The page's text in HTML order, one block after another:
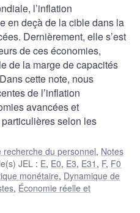
l’inflation
en deçà de la cible dans la
Dernièrement, elle s’est
de ces économies,
de la marge de capacités
cette note, nous
de l’inflation
avancées et
selon les
recherche du personnel, Notes
JEL : E, E0, E3, E31 , F, F0
monétaire, Dynamique de
, Économie réelle et